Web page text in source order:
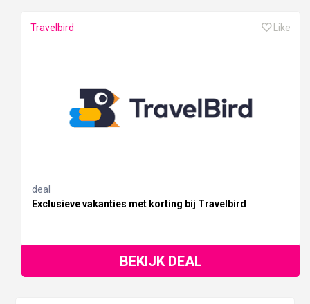
Travelbird Like
deal
Exclusieve vakanties met korting bij Travelbird
BEKIJK DEAL